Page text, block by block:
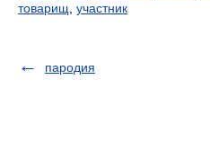
товарищ участник
пародия